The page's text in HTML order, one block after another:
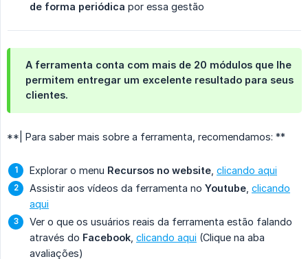
de forma periódica por essa gestão
A ferramenta conta com mais de 20 módulos que lhe
permitem entregar um excelente resultado para seus
clientes.
**| Para saber mais sobre a ferramenta, recomendamos: **
Explorar o menu Recursos no website clicando aqui
Assistir aos vídeos da ferramenta no Youtube clicando
aqui
Ver o que os usuários reais da ferramenta estão falando
através do Facebook clicando aqui (Clique na aba
avaliações)